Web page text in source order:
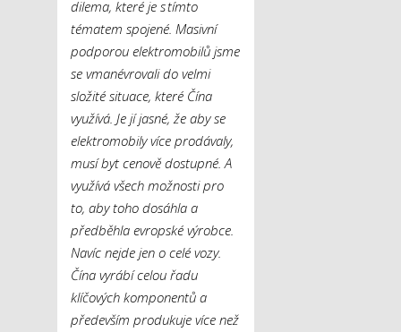
dilema, které je s tímto
tématem spojené. Masivní
podporou elektromobilů jsme
se vmanévrovali do velmi
složité situace, které Čína
využívá. Je jí jasné, že aby se
elektromobily více prodávaly,
musí byt cenově dostupné. A
využívá všech možnosti pro
to, aby toho dosáhla a
předběhla evropské výrobce.
Navíc nejde jen o celé vozy.
Čína vyrábí celou řadu
klíčových komponentů a
především produkuje více než